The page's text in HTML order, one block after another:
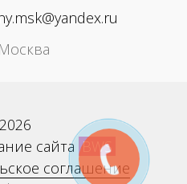
сайта BWS
соглашение